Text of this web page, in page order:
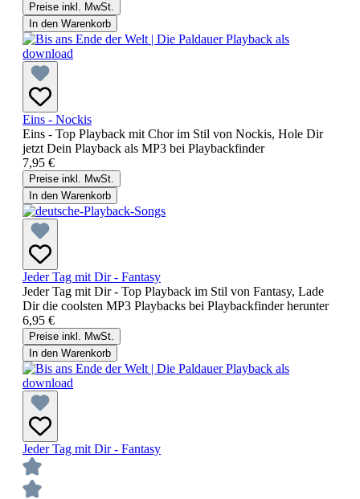
Preise inkl. MwSt.
In den Warenkorb
Eins - Nockis
Eins - Top Playback mit Chor im Stil von Nockis, Hole Dir
jetzt Dein Playback als MP3 bei Playbackfinder
7,95 €
Preise inkl. MwSt.
In den Warenkorb
Jeder Tag mit Dir - Fantasy
Jeder Tag mit Dir - Top Playback im Stil von Fantasy, Lade
Dir die coolsten MP3 Playbacks bei Playbackfinder herunter
6,95 €
Preise inkl. MwSt.
In den Warenkorb
Jeder Tag mit Dir - Fantasy